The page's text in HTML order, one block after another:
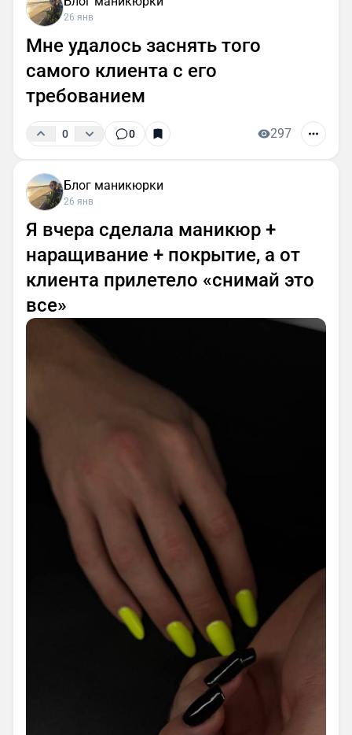
26 янв
Мне удалось заснять того
самого клиента с его
требованием
0 0 297
Блог маникюрки
26 янв
Я вчера сделала маникюр +
наращивание + покрытие, а от
клиента прилетело «снимай это
все»